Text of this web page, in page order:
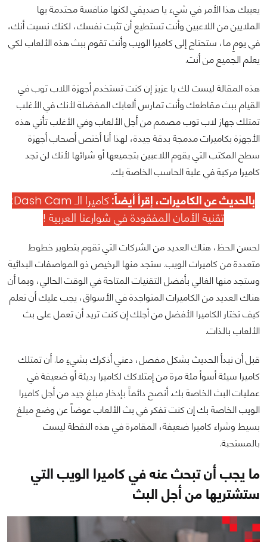
يعيبك هذا الأمر في شيء يا صديقي لكنها منافسة محتدمة بها
الملايين من اللاعبين وأنت تستطيع أن تثبت نفسك، لكنك نسيت أنك،
في يومٍ ما، ستحتاج إلى كاميرا الويب وأنت تقوم ببث هذه الألعاب لكي
يعلم الجميع من أنت.
هذه المقالة ليست لك يا عزيز إن كنت تستخدم أجهزة اللاب توب في
القيام ببث مقاطعك وأنت تمارس ألعابك المفضلة لأنك في الأغلب
تمتلك جهاز لاب توب مصمم من أجل الألعاب وفي الأغلب تأتي هذه
الأجهزة بكاميرات مدمجة بدقة جيدة، لهذا أنا أختص أصحاب أجهزة
سطح المكتب التي يقوم اللاعبين بتجميعها أو شرائها لأنك لن تجد
كاميرا مركبة في علبة الحاسب الخاصة بك.
بالحديث عن الكاميرات، إقرأ أيضاً:
كاميرا الـ Dash Cam:
تقنية الأمان المفقودة في شوارعنا العربية !
لحسن الحظ، هناك العديد من الشركات التي تقوم بتطوير خطوط
متعددة من كاميرات الويب. ستجد منها الرخيص ذو المواصفات البدائية
وستجد منها الغالي بأفضل التقنيات المتاحة في الوقت الحالي، وبما أن
هناك العديد من الكاميرات المتواجدة في الأسواق، يجب عليك أن تعلم
كيف تختار الكاميرا الأفضل من أجلك إن كنت تريد أن تعمل على بث
الألعاب بالذات.
قبل أن نبدأ الحديث بشكل مفصل، دعني أذكرك بشيءٍ ما. أن تمتلك
كاميرا سيئة أسوأ مئة مرة من إمتلاكك لكاميرا رديئة أو ضعيفة في
عمليات البث الخاصة بك. أنصح دائماً بإدخار مبلغ جيد من أجل كاميرا
الويب الخاصة بك إن كنت تفكر في بث الألعاب عوضاً عن وضع مبلغ
بسيط وشراء كاميرا ضعيفة، المقامرة في هذه النقطة ليست
بالمستحبة.
ما يجب أن تبحث عنه في كاميرا الويب التي
ستشتريها من أجل البث